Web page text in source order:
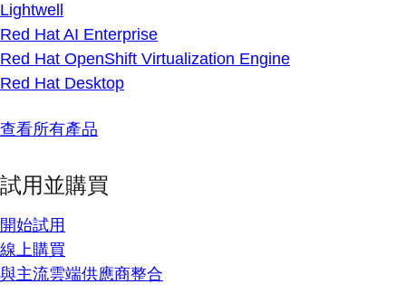
Lightwell
Red Hat AI Enterprise
Red Hat OpenShift Virtualization Engine
Red Hat Desktop
查看所有產品
試用並購買
開始試用
線上購買
與主流雲端供應商整合